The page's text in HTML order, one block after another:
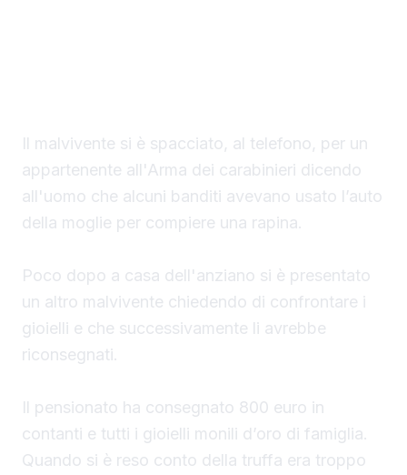
Il malvivente si è spacciato, al telefono, per un
appartenente all'Arma dei carabinieri dicendo
all'uomo che alcuni banditi avevano usato l’auto
della moglie per compiere una rapina.
Poco dopo a casa dell'anziano si è presentato
un altro malvivente chiedendo di confrontare i
gioielli e che successivamente li avrebbe
riconsegnati.
Il pensionato ha consegnato 800 euro in
contanti e tutti i gioielli monili d’oro di famiglia.
Quando si è reso conto della truffa era troppo